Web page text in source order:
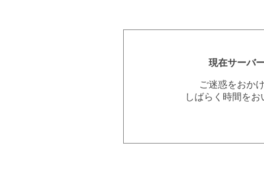
現在サーバ
ご迷惑をおか
しばらく時間を